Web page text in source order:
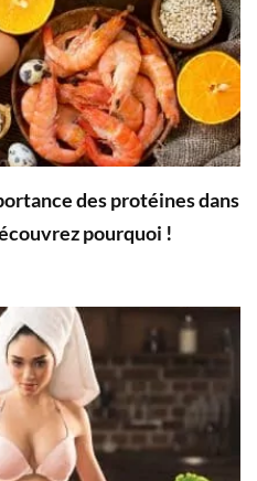
des protéines dans
pourquoi !